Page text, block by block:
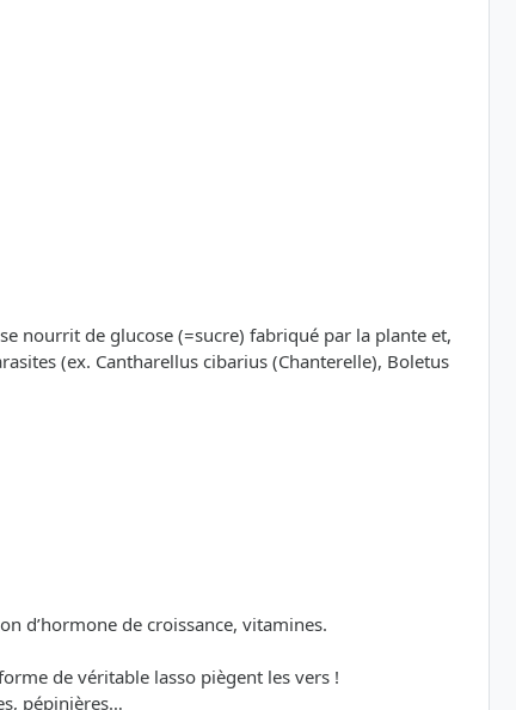
nourrit de glucose (=sucre) fabriqué par la plante et,
(ex. Cantharellus cibarius (Chanterelle), Boletus
d’hormone de croissance, vitamines.
de véritable lasso piègent les vers !
pépinières…